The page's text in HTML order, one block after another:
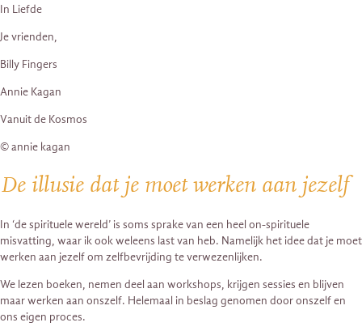
In Liefde
Je vrienden,
Billy Fingers
Annie Kagan
Vanuit de Kosmos
© annie kagan
De illusie dat je moet werken aan jezelf
In ‘de spirituele wereld’ is soms sprake van een heel on-spirituele
misvatting, waar ik ook weleens last van heb. Namelijk het idee dat je moet
werken aan jezelf om zelfbevrijding te verwezenlijken.
We lezen boeken, nemen deel aan workshops, krijgen sessies en blijven
maar werken aan onszelf. Helemaal in beslag genomen door onszelf en
ons eigen proces.